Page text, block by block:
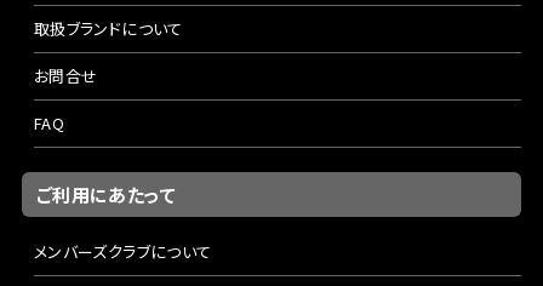
取扱ブランドについて
お問合せ
FAQ
ご利用にあたって
メンバーズクラブについて